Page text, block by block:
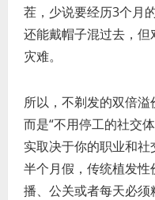
茬，少说要经历3个月
还能戴帽子混过去，
灾难。
所以，不剃发的双倍溢
而是“不用停工的社交
实取决于你的职业和
半个月假，传统植发
播、公关或者每天必